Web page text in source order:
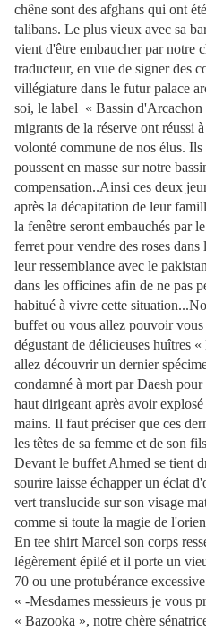
chêne sont des afghans qui ont
talibans. Le plus vieux avec sa
vient d'être embaucher par notre
traducteur, en vue de signer des
villégiature dans le futur palace
soi, le label « Bassin d'Arcachon
migrants de la réserve ont réussi
volonté commune de nos élus.
poussent en masse sur notre
compensation..Ainsi ces deux
après la décapitation de leur
la fenêtre seront embauchés par
ferret pour vendre des roses
leur ressemblance avec le
dans les officines afin de ne pas
habitué à vivre cette
buffet ou vous allez pouvoir vous
dégustant de délicieuses huîtres
allez découvrir un dernier
condamné à mort par Daesh
haut dirigeant après avoir explosé
mains. Il faut préciser que ces
les têtes de sa femme et de son
Devant le buffet Ahmed se tient
sourire laisse échapper un éclat
vert translucide sur son visage
comme si toute la magie de
En tee shirt Marcel son corps
légèrement épilé et il porte un
70 ou une protubérance
« -Mesdames messieurs je vous
« Bazooka », notre chère